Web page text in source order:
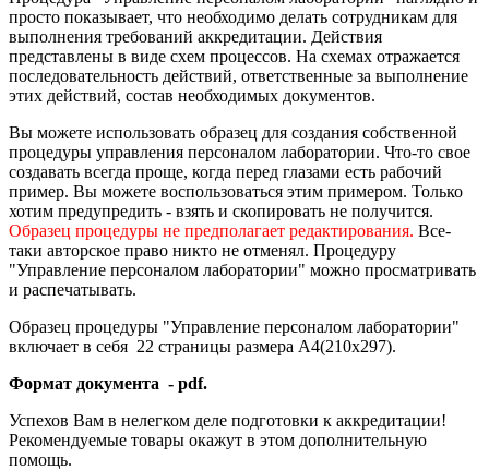
просто показывает, что необходимо делать сотрудникам для
выполнения требований аккредитации. Действия
представлены в виде схем процессов. На схемах отражается
последовательность действий, ответственные за выполнение
этих действий, состав необходимых документов.
Вы можете использовать образец для создания собственной
процедуры управления персоналом лаборатории. Что-то свое
создавать всегда проще, когда перед глазами есть рабочий
пример. Вы можете воспользоваться этим примером. Только
хотим предупредить - взять и скопировать не получится.
Образец процедуры не предполагает редактирования. Все-
таки авторское право никто не отменял. Процедуру
"Управление персоналом лаборатории" можно просматривать
и распечатывать.
Образец процедуры "Управление персоналом лаборатории"
включает в себя 22 страницы размера А4(210х297).
Формат документа - pdf.
Успехов Вам в нелегком деле подготовки к аккредитации!
Рекомендуемые товары окажут в этом дополнительную
помощь.